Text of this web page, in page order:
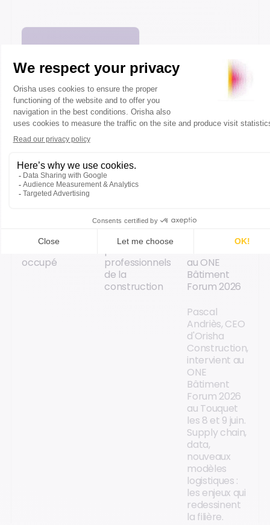
Explorer les contenus
Orisha
Construction
réhabilitation
occupé
Orisha
Construction
rendez-vous
incontournable
pour les
professionnels
de la
construction
modèles
logistiques :
au ONE
Bâtiment
Forum 2026
Pascal
Andriès, CEO
d'Orisha
Construction,
intervient au
ONE
Bâtiment
Forum 2026
au Touquet
les 8 et 9 juin.
Supply chain,
data,
nouveaux
modèles
logistiques :
les enjeux qui
redessinent
la filière.